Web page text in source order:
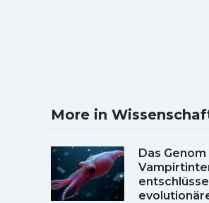
More in
Das Genom